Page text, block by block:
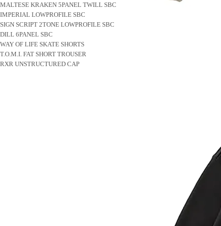
MALTESE KRAKEN 5PANEL TWILL SBC
IMPERIAL LOWPROFILE SBC
SIGN SCRIPT 2TONE LOWPROFILE SBC
DILL 6PANEL SBC
WAY OF LIFE SKATE SHORTS
T.O.M.I. FAT SHORT TROUSER
RXR UNSTRUCTURED CAP